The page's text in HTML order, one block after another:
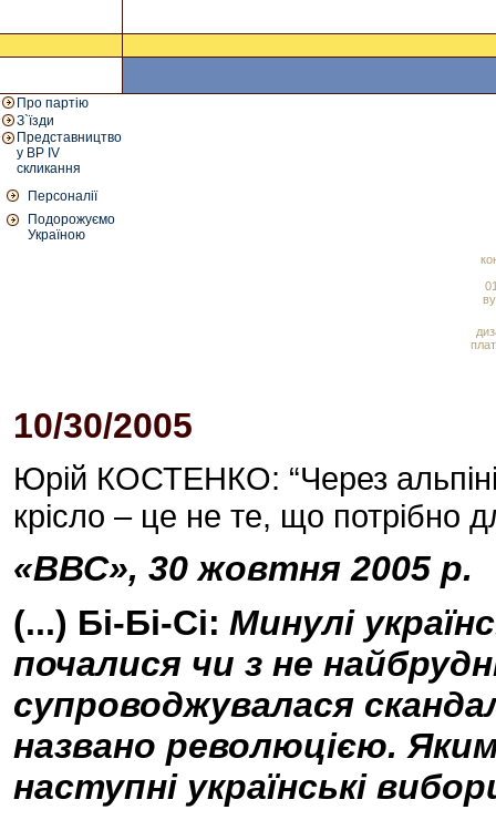
Про партію
З`їзди
Представництво
у ВР IV
скликання
Персоналії
Подорожуємо
Україною
10/30/2005
Юрій КОСТЕНКО: “Через
крісло – це не те, що потрібно
«ВВС», 30 жовтня 2005 р.
(...) Бі-Бі-Сі: Минулі
почалися чи з не
супроводжувалася
названо революцією.
наступні українські